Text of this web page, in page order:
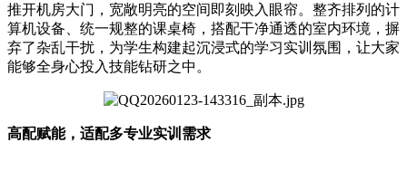
推开机房大门，宽敞明亮的空间即刻映入眼帘。整齐排列的计
算机设备、统一规整的课桌椅，搭配干净通透的室内环境，摒
弃了杂乱干扰，为学生构建起沉浸式的学习实训氛围，让大家
能够全身心投入技能钻研之中。
高配赋能，适配多专业实训需求